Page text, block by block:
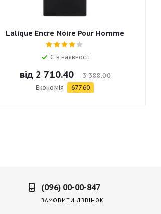
Lalique Encre Noire Pour Homme
Є в наявності
від 2 710.40 3 388.00
Економія 677.60
(096) 00-00-847
ЗАМОВИТИ ДЗВІНОК